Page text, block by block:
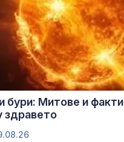
бури: Митове и
здравето